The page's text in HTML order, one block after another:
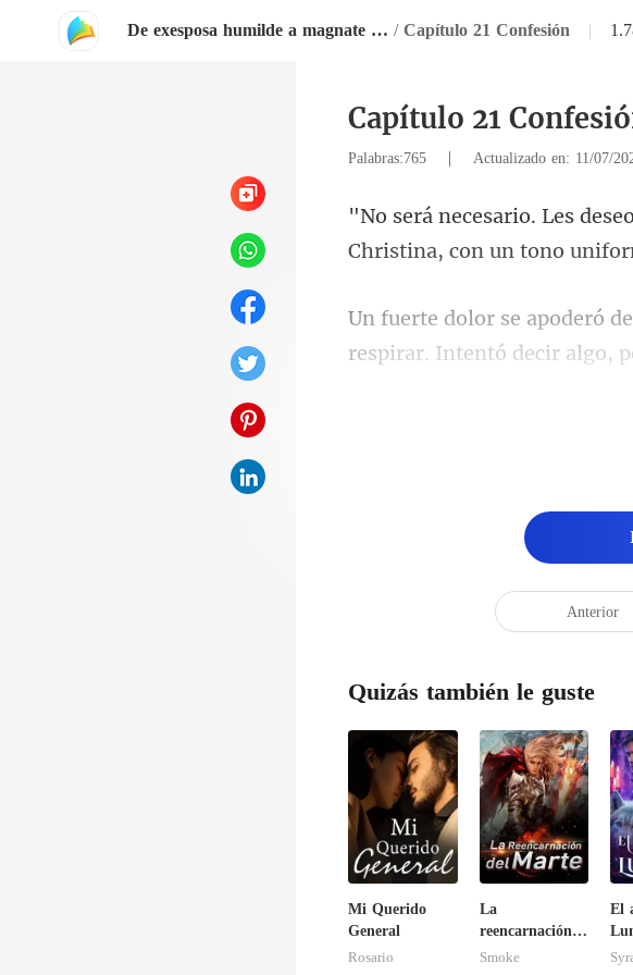
De exesposa humilde a magnate brillante / Capítulo 21 Confesión |
Capítulo 21
Palabras:765 | Actualizado en: 11/07/
respirar. Intentó decir algo,
idamente,
Anterior
Quizás también le guste
Mi Querido
General
Rosario
La
reencarnación
del Marte
Smoke
El